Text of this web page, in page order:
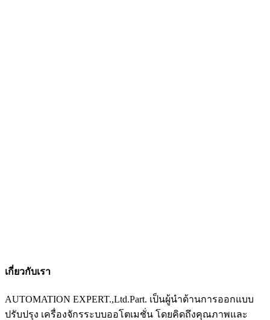
เกี่ยวกับเรา
AUTOMATION EXPERT.,Ltd.Part. เป็นผู้นำด้านการออกแบบ
ปรับปรุง เครื่องจักรระบบออโตเมชั่น โดยคิดถึงคุณภาพและ